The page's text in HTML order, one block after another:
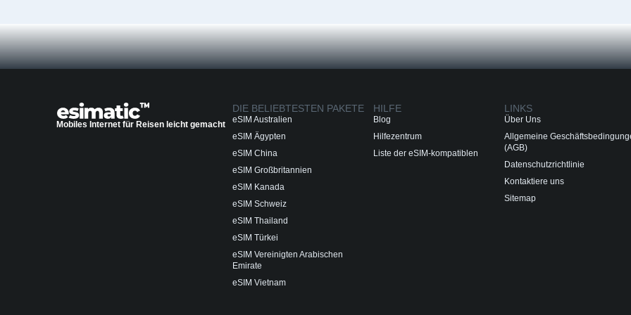
Mobiles Internet für Reisen leicht gemacht
DIE BELIEBTESTEN PAKETE
eSIM Australien
eSIM Ägypten
eSIM China
eSIM Großbritannien
eSIM Kanada
eSIM Schweiz
eSIM Thailand
eSIM Türkei
eSIM Vereinigten Arabischen
Emirate
eSIM Vietnam
HILFE
Blog
Hilfezentrum
Liste der eSIM-kompatiblen
LINKS
Über Uns
Allgemeine
(AGB)
Datenschutzrichtlinie
Kontaktiere uns
Sitemap